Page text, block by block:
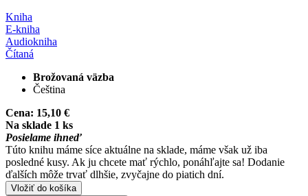
Kniha
E-kniha
Audiokniha
Čítaná
Brožovaná väzba
Čeština
Cena: 15,10 €
Na sklade 1 ks
Posielame ihneď
Túto knihu máme síce aktuálne na sklade, máme však už iba
posledné kusy. Ak ju chcete mať rýchlo, ponáhľajte sa! Dodanie
ďalších môže trvať dlhšie, zvyčajne do piatich dní.
Vložiť do košíka